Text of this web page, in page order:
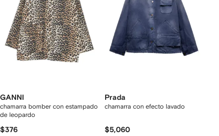
GANNI
chamarra bomber con estampado
de leopardo
$376
Prada
chamarra con efecto lavado
$5,060